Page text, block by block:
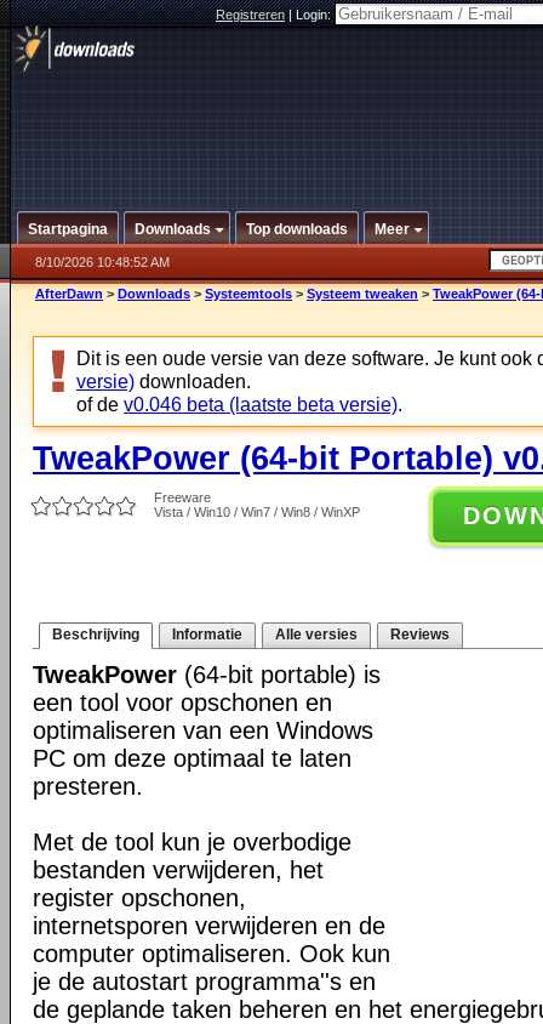
Registreren|Login:
Startpagina Downloads Top downloads Meer
8/10/2026 10:48:52 AM
AfterDawn > Downloads > Systeemtools > Systeem tweaken > TweakPower
Dit is een oude versie van deze software. Je kunt ook
versie) downloaden.
of de v0.046 beta (laatste beta versie).
TweakPower (64-bit Portable)
Freeware
Vista / Win10 / Win7 / Win8 / WinXP
Beschrijving Informatie Alle versies Reviews
TweakPower (64-bit portable) is
een tool voor opschonen en
optimaliseren van een Windows
PC om deze optimaal te laten
presteren.
Met de tool kun je overbodige
bestanden verwijderen, het
register opschonen,
internetsporen verwijderen en de
computer optimaliseren. Ook kun
je de autostart programma''s en
de geplande taken beheren en het